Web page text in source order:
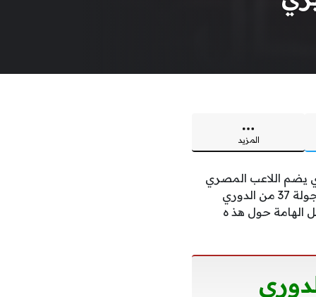
المزيد
يضم اللاعب المصري
محمد صلاح، نظيره أستون فيلا على ملعب آنفيلد في مساء اليوم السبت ضمن منافسات الجولة 37 من الدوري
الهامة حول هذ ه